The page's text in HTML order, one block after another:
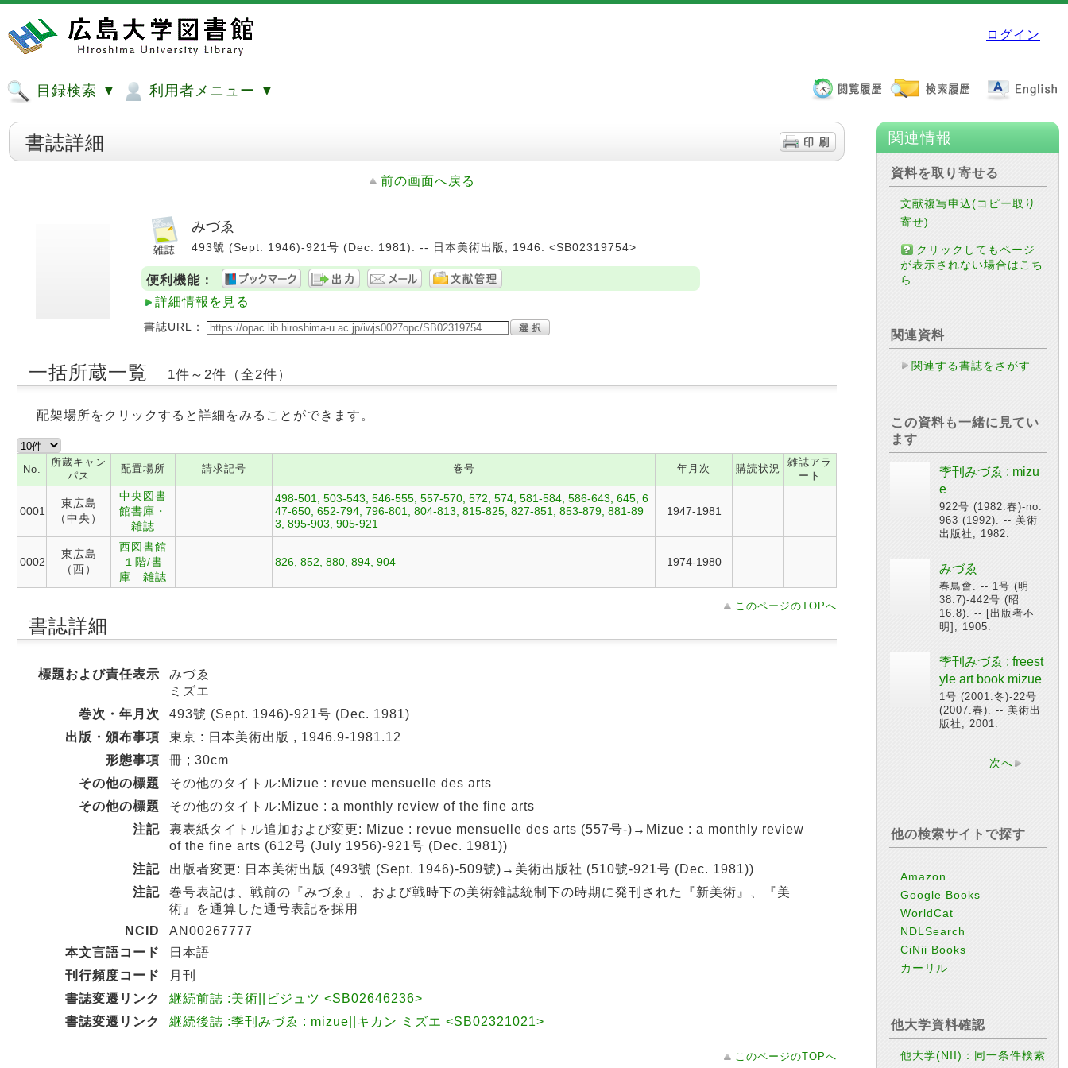
ログイン
目録検索 ▼ 利用者メニュー ▼
書誌詳細
前の画面へ戻る
みづゑ
493號 (Sept. 1946)-921号 (Dec. 1981). -- 日本美術出版, 1946. <SB02319754>
便利機能：
詳細情報を見る
書誌URL：
一括所蔵一覧 1件～2件（全2件）
配架場所をクリックすると詳細をみることができます。
No.
所蔵キャン
パス
配置場所 請求記号 巻号 年月次 購読状況
雑誌アラ
ート
0001
東広島
（中央）
中央図書
館書庫・
雑誌
498-501, 503-543, 546-555, 557-570, 572, 574, 581-584, 586-643, 645, 6
47-650, 652-794, 796-801, 804-813, 815-825, 827-851, 853-879, 881-89
3, 895-903, 905-921
1947-1981
0002
東広島
（西）
西図書館
１階/書
庫 雑誌
826, 852, 880, 894, 904 1974-1980
このページのTOPへ
書誌詳細
標題および責任表示
みづゑ
ミズエ
巻次・年月次
493號 (Sept. 1946)-921号 (Dec. 1981)
出版・頒布事項
東京 : 日本美術出版 , 1946.9-1981.12
形態事項
冊 ; 30cm
その他の標題
その他のタイトル:Mizue : revue mensuelle des arts
その他の標題
その他のタイトル:Mizue : a monthly review of the fine arts
注記
裏表紙タイトル追加および変更: Mizue : revue mensuelle des arts (557号-)→Mizue : a monthly review
of the fine arts (612号 (July 1956)-921号 (Dec. 1981))
注記
出版者変更: 日本美術出版 (493號 (Sept. 1946)-509號)→美術出版社 (510號-921号 (Dec. 1981))
注記
巻号表記は、戦前の『みづゑ』、および戦時下の美術雑誌統制下の時期に発刊された『新美術』、『美
術』を通算した通号表記を採用
NCID
AN00267777
本文言語コード
日本語
刊行頻度コード
月刊
書誌変遷リンク
継続前誌 :美術||ビジュツ <SB02646236>
書誌変遷リンク
継続後誌 :季刊みづゑ : mizue||キカン ミズエ <SB02321021>
このページのTOPへ
関連情報
資料を取り寄せる
文献複写申込(コピー取り
寄せ)
クリックしてもページ
が表示されない場合はこち
ら
関連資料
関連する書誌をさがす
この資料も一緒に見てい
ます
季刊みづゑ : mizu
e
922号 (1982.春)-no.
963 (1992). -- 美術
出版社, 1982.
みづゑ
春鳥會. -- 1号 (明
38.7)-442号 (昭
16.8). -- [出版者不
明], 1905.
季刊みづゑ : freest
yle art book mizue
1号 (2001.冬)-22号
(2007.春). -- 美術出
版社, 2001.
次へ
他の検索サイトで探す
Amazon
Google Books
WorldCat
NDLSearch
CiNii Books
カーリル
他大学資料確認
他大学(NII)：同一条件検索